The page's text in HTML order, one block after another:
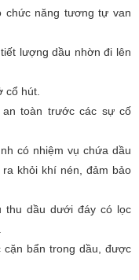
chức năng tương tự van
lượng dầu nhờn đi lên
cổ hút.
toàn trước các sự cố
có nhiệm vụ chứa dầu
khỏi khí nén, đảm bảo
thu dầu dưới đáy có lọc
cặn bẩn trong dầu, được